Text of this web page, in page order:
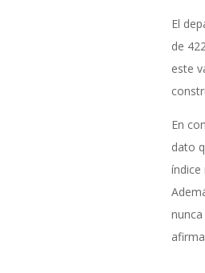
El
de
este
En
dato
índice